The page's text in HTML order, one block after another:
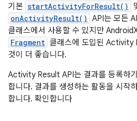
기본 startActivityForResult()
onActivityResult() API는 모든
클래스에서 사용할 수 있지만
Fragment 클래스에 도입된 Activity
것이 더 좋습니다.
Activity Result API는 결과를 등록하
합니다. 결과를 생성하는 활동을 시작
합니다. 확인합니다